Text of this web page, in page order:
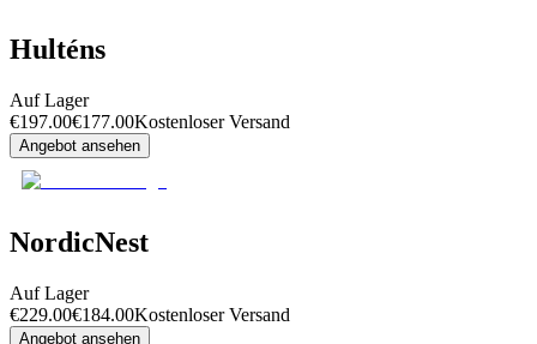
Hulténs
Auf Lager
€197.00€177.00Kostenloser Versand
Angebot ansehen
NordicNest
Auf Lager
€229.00€184.00Kostenloser Versand
Angebot ansehen